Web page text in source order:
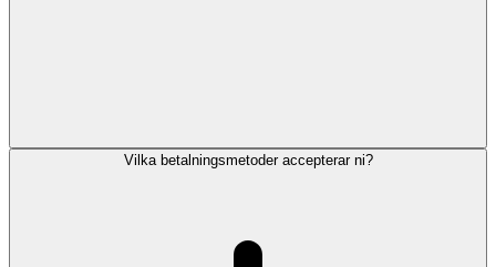
Vilka betalningsmetoder accepterar ni?